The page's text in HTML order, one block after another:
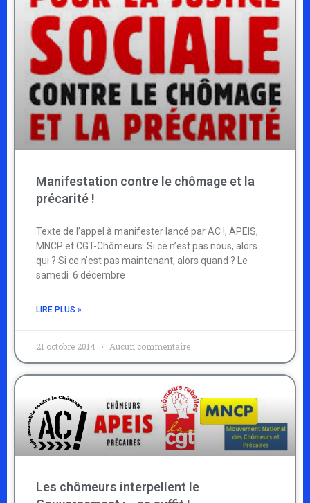
Manifestation contre le chômage et la
précarité !
Texte de l’appel à manifester lancé par AC !, APEIS,
MNCP et CGT-Chômeurs. Si ce n’est pas nous, alors
qui ? Si ce n’est pas maintenant, alors quand ? Le
samedi 6 décembre
LIRE PLUS »
21 octobre 2014 Aucun commentaire
Les chômeurs interpellent le